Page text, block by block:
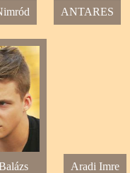
ANTARES
Aradi Imre